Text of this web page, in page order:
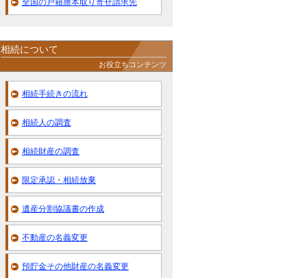
全国の戸籍謄本取り寄せ請求先
相続について
お役立ちコンテンツ
相続手続きの流れ
相続人の調査
相続財産の調査
限定承認・相続放棄
遺産分割協議書の作成
不動産の名義変更
預貯金その他財産の名義変更